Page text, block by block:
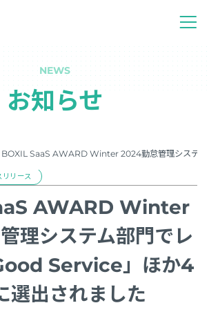
NEWS
お知らせ
BOXIL SaaS AWARD Winter 2024勤怠管理システ
リリース
AWARD Winter
理システム部門でレ
Service」ほか4
選出されました